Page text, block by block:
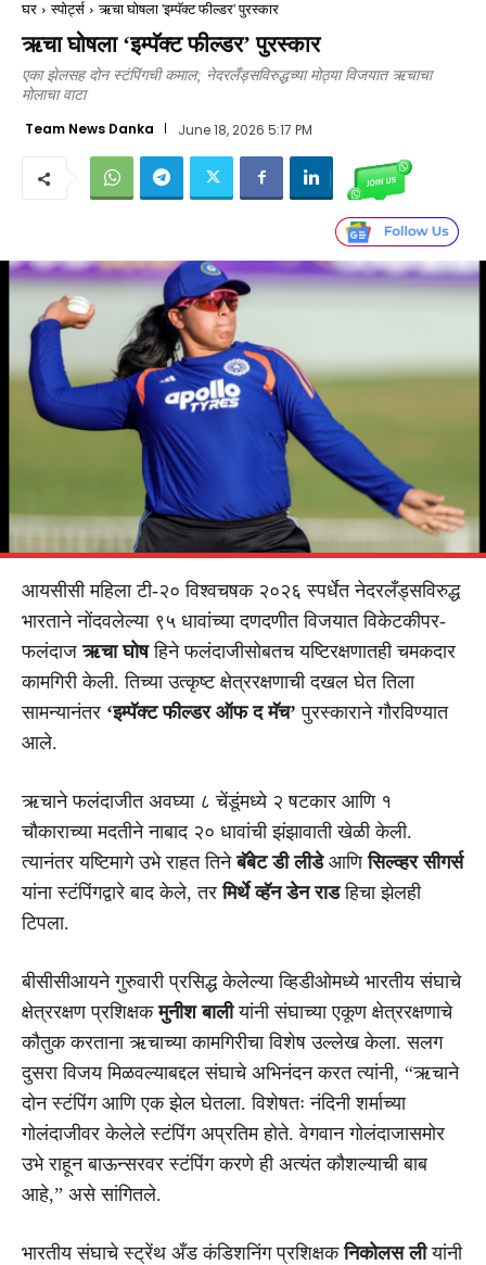
घर स्पोर्ट्स ऋचा घोषला 'इम्पॅक्ट फील्डर' पुरस्कार
ऋचा घोषला ‘इम्पॅक्ट फील्डर’ पुरस्कार
एका झेलसह दोन स्टंपिंगची कमाल; नेदरलँड्सविरुद्धच्या मोठ्या विजयात ऋचाचा
मोलाचा वाटा
Team News Danka June 18, 2026 5:17 PM
आयसीसी महिला टी-२० विश्वचषक २०२६ स्पर्धेत नेदरलँड्सविरुद्ध
भारताने नोंदवलेल्या ९५ धावांच्या दणदणीत विजयात विकेटकीपर-
फलंदाजऋचा घोषहिने फलंदाजीसोबतच यष्टिरक्षणातही चमकदार
कामगिरी केली. तिच्या उत्कृष्ट क्षेत्ररक्षणाची दखल घेत तिला
सामन्यानंतर ‘इम्पॅक्ट फील्डर ऑफ द मॅच’ पुरस्काराने गौरविण्यात
आले.
ऋचाने फलंदाजीत अवघ्या ८ चेंडूंमध्ये २ षटकार आणि १
चौकाराच्या मदतीने नाबाद २० धावांची झंझावाती खेळी केली.
त्यानंतर यष्टिमागे उभे राहत तिनेबॅबेट डी लीडेआणिसिल्व्हर सीगर्स
यांना स्टंपिंगद्वारे बाद केले, तरमिर्थे व्हॅन डेन राडहिचा झेलही
टिपला.
बीसीसीआयने गुरुवारी प्रसिद्ध केलेल्या व्हिडीओमध्ये भारतीय संघाचे
क्षेत्ररक्षण प्रशिक्षकमुनीश बालीयांनी संघाच्या एकूण क्षेत्ररक्षणाचे
कौतुक करताना ऋचाच्या कामगिरीचा विशेष उल्लेख केला. सलग
दुसरा विजय मिळवल्याबद्दल संघाचे अभिनंदन करत त्यांनी, “ऋचाने
दोन स्टंपिंग आणि एक झेल घेतला. विशेषतः नंदिनी शर्माच्या
गोलंदाजीवर केलेले स्टंपिंग अप्रतिम होते. वेगवान गोलंदाजासमोर
उभे राहून बाऊन्सरवर स्टंपिंग करणे ही अत्यंत कौशल्याची बाब
आहे,” असे सांगितले.
भारतीय संघाचे स्ट्रेंथ अँड कंडिशनिंग प्रशिक्षकनिकोलस लीयांनी